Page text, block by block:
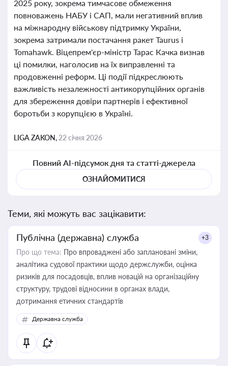
2025 року, зокрема тимчасове обмеження
повноважень НАБУ і САП, мали негативний вплив
на міжнародну військову підтримку України,
зокрема затримали постачання ракет Taurus і
Tomahawk. Віцепрем'єр-міністр Тарас Качка визнав
ці помилки, наголосив на їх виправленні та
продовженні реформ. Ці події підкреслюють
важливість незалежності антикорупційних органів
для збереження довіри партнерів і ефективної
боротьби з корупцією в Україні.
LIGA ZAKON, 22 січня 2026
Повний AI-підсумок дня та статті-джерела
ОЗНАЙОМИТИСЯ
Теми, які можуть вас зацікавити:
Публічна (державна) служба +3
Про що тема: Про впроваджені або заплановані зміни,
аналітика судової практики щодо держслужби, оцінка
ризиків для посадовців, вплив новацій на організаційну
структуру, трудові відносини в органах влади,
дотримання етичних стандартів
Державна служба